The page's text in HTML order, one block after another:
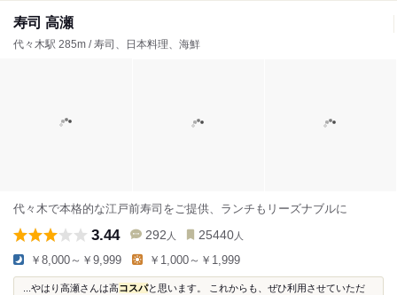
寿司 高瀬
代々木駅 285m / 寿司、日本料理、海鮮
代々木で本格的な江戸前寿司をご提供、ランチもリーズナブルに
3.44 292 人 25440 人
￥8,000～￥9,999 ￥1,000～￥1,999
...やはり高瀬さんは高コスパと思います。 これからも、ぜひ利用させていただ